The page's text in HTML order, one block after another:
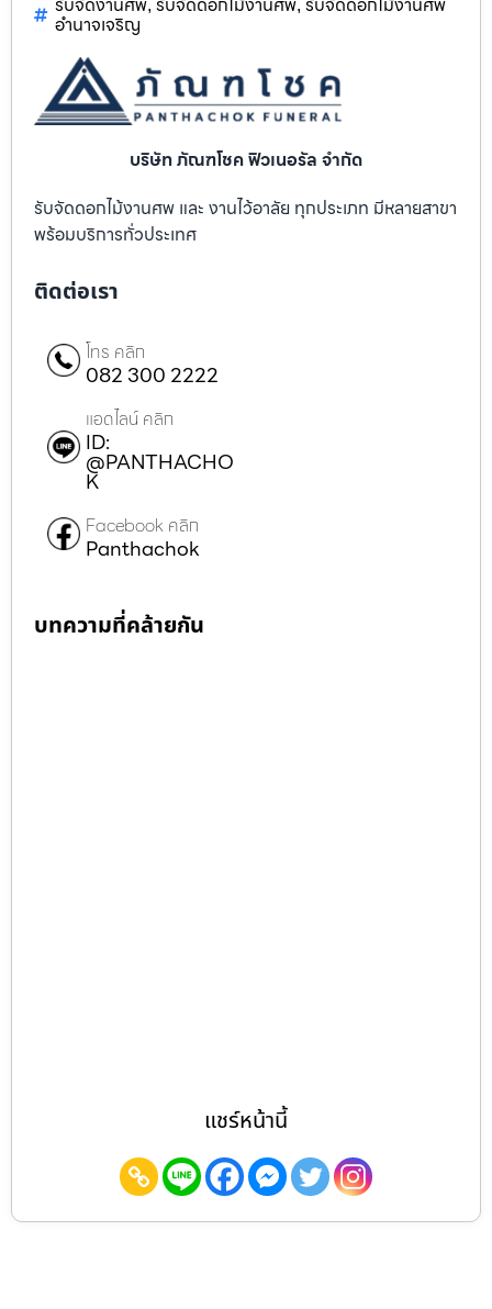
, ,
อำนาจเจริญ
บริษัท ภัณฑโชค ฟิวเนอรัล จำกัด
รับจัดดอกไม้งานศพ และ งานไว้อาลัย ทุกประเภท มีหลายสาขา
พร้อมบริการทั่วประเทศ
ติดต่อเรา
โทร คลิก
082 300 2222
แอดไลน์ คลิก
ID:
@PANTHACHO
K
Facebook คลิก
Panthachok
บทความที่คล้ายกัน
แชร์หน้านี้